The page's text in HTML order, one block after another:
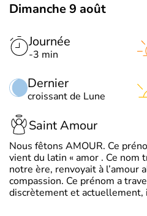
Dimanche 9 août
Journée
-3 min
Dernier
croissant de Lune
Saint Amour
Nous fêtons AMOUR. Ce
vient du latin « amor . Ce nom
notre ère, renvoyait à l’amour
compassion. Ce prénom a
discrètement et actuellement,